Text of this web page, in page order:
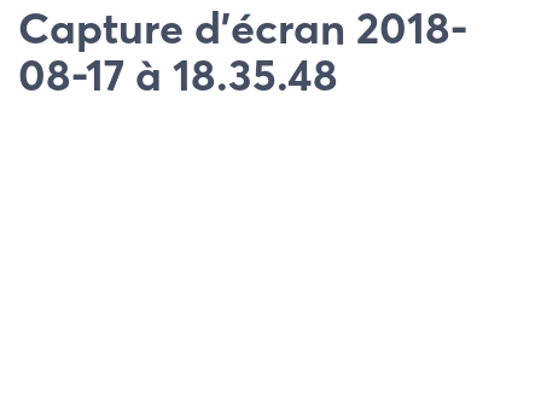
Capture d’écran 2018-
08-17 à 18.35.48